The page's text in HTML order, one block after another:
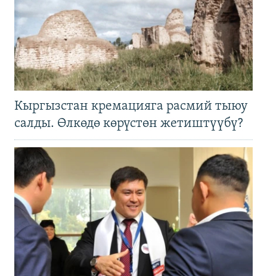
Кыргызстан кремацияга расмий тыюу
салды. Өлкөдө көрүстөн жетиштүүбү?